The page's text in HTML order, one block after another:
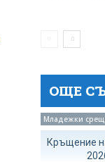
ОЩЕ
Младежки
Кръщение